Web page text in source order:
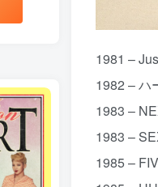
1981 –
1982 – ハ
1983 –
1983 –
1985 –